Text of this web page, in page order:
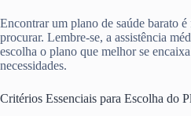
Encontrar um plano de saúde barato
procurar. Lembre-se, a assistência
escolha o plano que melhor se
necessidades.
Critérios Essenciais para Escolha do